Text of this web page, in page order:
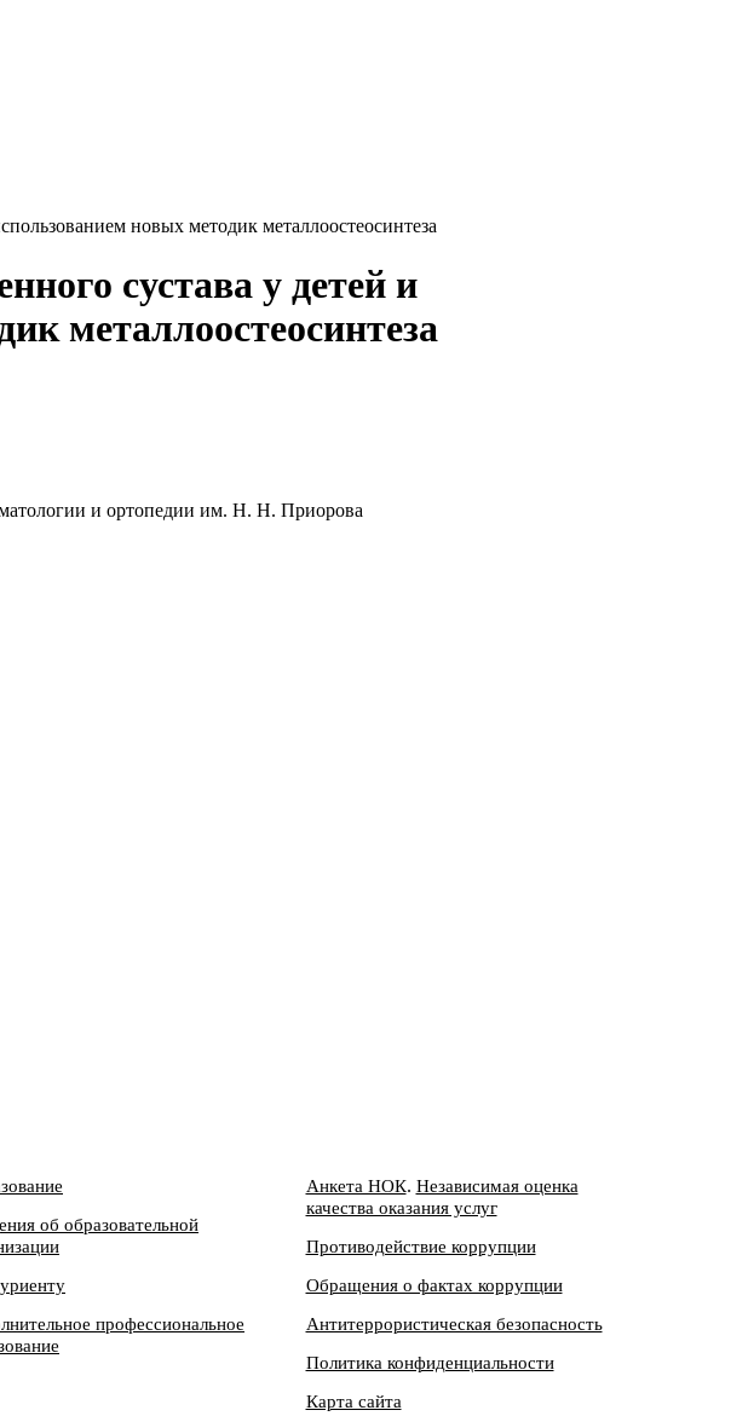
новых методик металлоостеосинтеза
сустава у детей и
металлоостеосинтеза
и ортопедии им. Н. Н. Приорова
об образовательной
профессиональное
Анкета НОК. Независимая оценка
качества оказания услуг
Противодействие коррупции
Обращения о фактах коррупции
Антитеррористическая безопасность
Политика конфиденциальности
Карта сайта